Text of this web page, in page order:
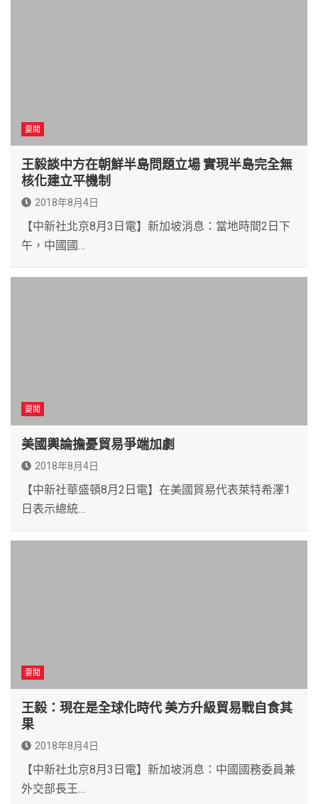
要聞
王毅談中方在朝鮮半島問題立場 實現半島完全無
核化建立平機制
2018年8月4日
【中新社北京8月3日電】新加坡消息：當地時間2日下
午，中國國…
要聞
美國輿論擔憂貿易爭端加劇
2018年8月4日
【中新社華盛頓8月2日電】在美國貿易代表萊特希澤1
日表示總統…
要聞
王毅：現在是全球化時代 美方升級貿易戰自食其
果
2018年8月4日
【中新社北京8月3日電】新加坡消息：中國國務委員兼
外交部長王…